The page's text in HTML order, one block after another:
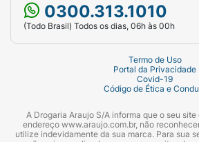
0300.313.1010
(Todo Brasil) Todos os dias, 06h às 00h
Termo de Uso
Portal da Privacidade
Covid-19
Código de Ética e
A Drogaria Araujo S/A informa que o seu
endereço www.araujo.com.br, não
utilize indevidamente da sua marca. Para sua